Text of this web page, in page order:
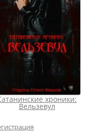
хроники:
Вельзевул